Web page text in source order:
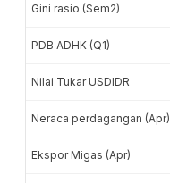
Gini rasio (Sem2)
PDB ADHK (Q1)
Nilai Tukar USDIDR
Neraca perdagangan (Apr)
Ekspor Migas (Apr)